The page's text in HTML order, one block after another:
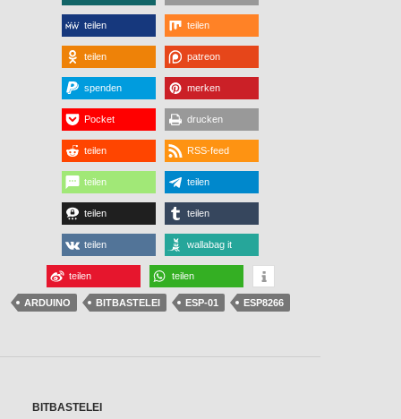
teilen teilen
teilen patreon
spenden merken
Pocket drucken
teilen RSS-feed
teilen teilen
teilen teilen
teilen wallabag it
teilen teilen
ARDUINO BITBASTELEI ESP-01 ESP8266
BITBASTELEI